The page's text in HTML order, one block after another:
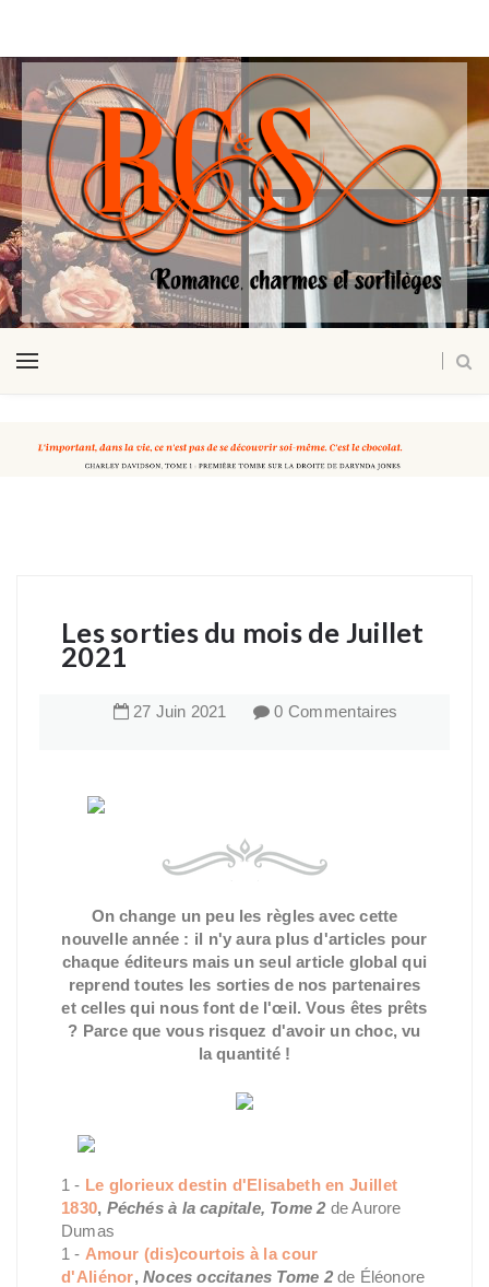
Les sorties du mois de Juillet
2021
27 Juin 2021 0 Commentaires
On change un peu les règles avec cette
nouvelle année : il n'y aura plus d'articles pour
chaque éditeurs mais un seul article global qui
reprend toutes les sorties de nos partenaires
et cellesqui nous font de l'œil. Vous êtes prêts
? Parce que vous risquez d'avoir un choc, vu
la quantité !
1 - Le glorieux destin d'Elisabeth en Juillet
1830, Péchés à la capitale, Tome 2 de Aurore
Dumas
1 - Amour (dis)courtois à la cour
d'Aliénor,Noces occitanes Tome 2 de Éléonore